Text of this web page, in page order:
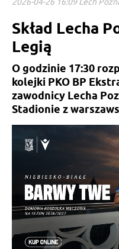
Skład Lecha
Legią
O godzinie 17:30
kolejki PKO BP
zawodnicy Lecha
Stadionie z